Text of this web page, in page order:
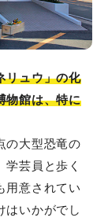
リュウ」の化
物館は、特に
の大型恐竜の
芸員と歩く
用意されてい
はいかがでし